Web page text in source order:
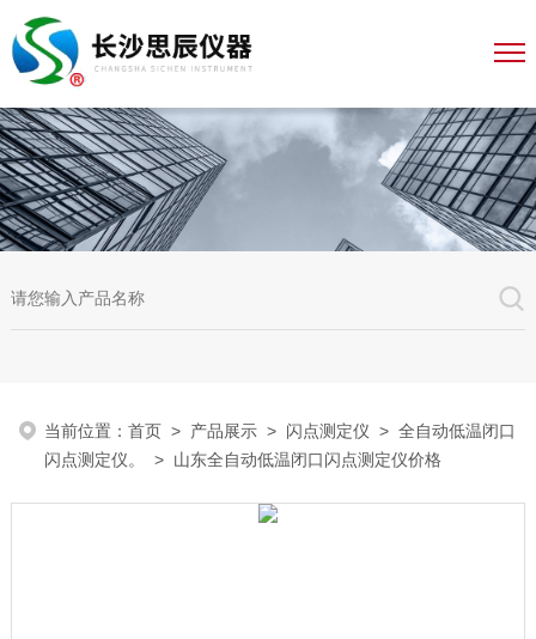
当前位置：首页 > 产品展示 > 闪点测定仪 >全自动低温闭口
闪点测定仪。
> 山东全自动低温闭口闪点测定仪价格